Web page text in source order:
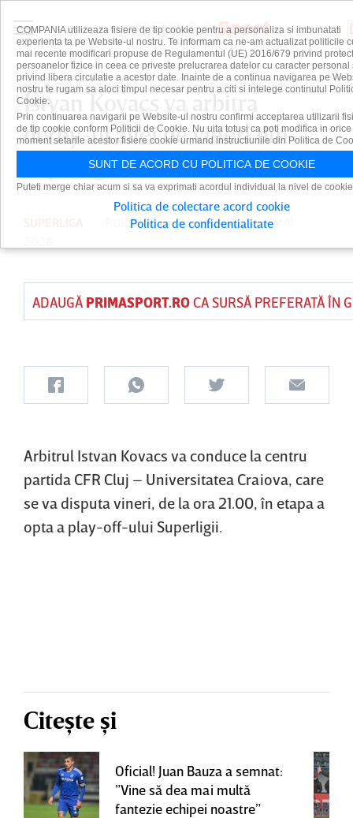
Istvan Kovacs va arbitra
derby-ul zilei de vineri din
Superliga
PUBLICAT DEDAIAN CUTUPE 7 MAI
ADAUGĂ PRIMASPORT.ROCA SURSĂ PREFERATĂ ÎN
Arbitrul Istvan Kovacs va conduce la centru
partida CFR Cluj – Universitatea Craiova, care
se va disputa vineri, de la ora 21.00, în etapa a
opta a play-off-ului Superligii.
Citește și
Oficial! Juan Bauza a semnat:
”Vine să dea mai multă
fantezie echipei noastre”
COMPANIA utilizeaza fisiere de tip cookie pentru a personaliza si imbunatati
experienta ta pe Website-ul nostru. Te informam ca ne-am actualizat politicile
mai recente modificari propuse de Regulamentul (UE) 2016/679 privind
persoanelor fizice in ceea ce priveste prelucrarea datelor cu caracter personal
privind libera circulatie a acestor date. Inainte de a continua navigarea pe
nostru te rugam sa aloci timpul necesar pentru a citi si intelege continutul
Cookie.
Prin continuarea navigarii pe Website-ul nostru confirmi acceptarea utilizarii
de tip cookie conform Politicii de Cookie. Nu uita totusi ca poti modifica in orice
moment setarile acestor fisiere cookie urmand instructiunile din Politica de
SUNT DE ACORD CU POLITICA DE COOKIE
Puteti merge chiar acum si sa va exprimati acordul individual la nivel de
Politica de colectare acord cookie
Politica de confidentialitate